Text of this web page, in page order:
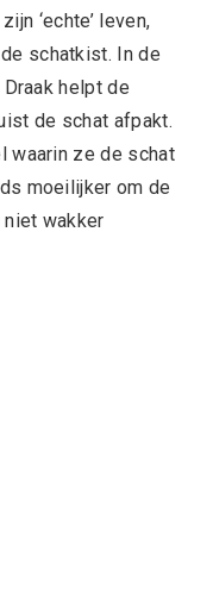
‘echte’ leven,
schatkist. In de
helpt de
de schat afpakt.
waarin ze de schat
moeilijker om de
wakker